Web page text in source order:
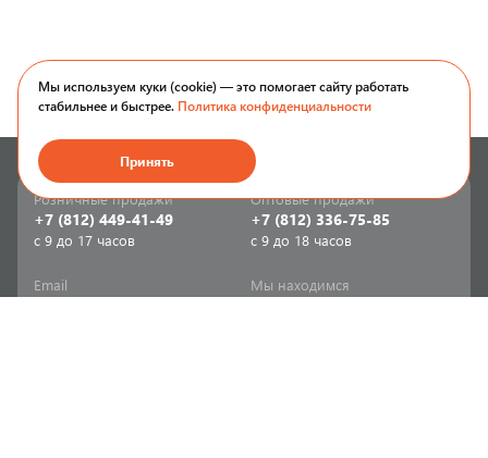
Мы используем куки (cookie) — это помогает сайту работать
стабильнее и быстрее. Политика конфиденциальности
Принять
Розничные продажи
+7 (812) 449-41-49
с 9 до 17 часов
Оптовые продажи
+7 (812) 336-75-85
с 9 до 18 часов
Email Мы находимся